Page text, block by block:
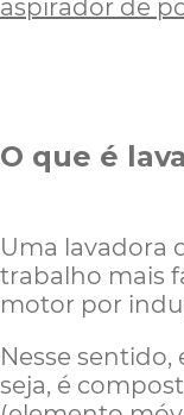
aspirador de
O que é
Uma lavadora
trabalho mais
motor por
Nesse
seja, é